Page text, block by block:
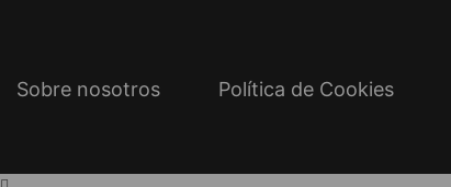
Sobre nosotros Política de Cookies